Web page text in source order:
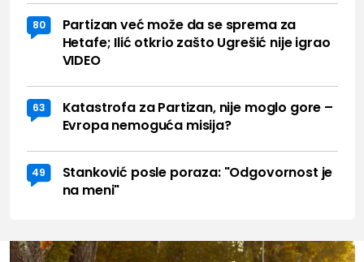
80
Partizan već može da se sprema za
Hetafe; Ilić otkrio zašto Ugrešić nije igrao
VIDEO
63
Katastrofa za Partizan, nije moglo gore –
Evropa nemoguća misija?
49
Stanković posle poraza: "Odgovornost je
na meni"